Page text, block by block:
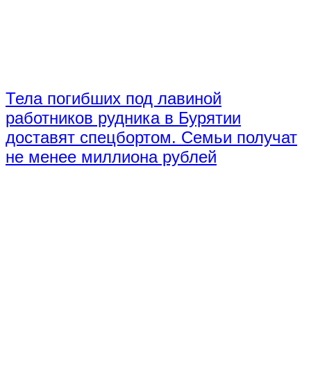
Тела погибших под лавиной
работников рудника в Бурятии
доставят спецбортом. Семьи получат
не менее миллиона рублей